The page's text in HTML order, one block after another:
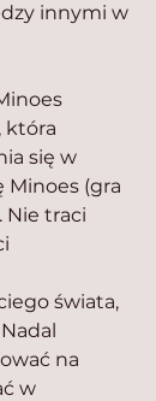
innymi w
która
się w
Minoes (gra
Nie traci
świata,
na
w